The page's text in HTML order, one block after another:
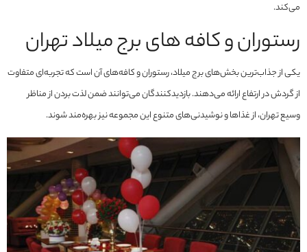
می‌کند.
رستوران و کافه‌ های برج میلاد تهران
یکی از جذاب‌ترین بخش‌های برج میلاد، رستوران و کافه‌های آن است که تجربه‌ای متفاوت
از گردش در ارتفاع ارائه می‌دهند. بازدیدکنندگان می‌توانند ضمن لذت بردن از مناظر
وسیع تهران، از غذاها و نوشیدنی‌های متنوع این مجموعه نیز بهره‌مند شوند.